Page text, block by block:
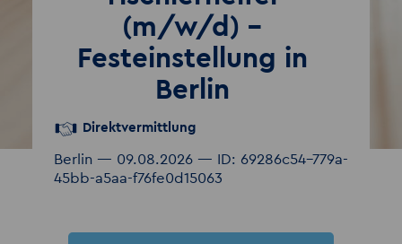
(m/w/d) –
Festeinstellung in
Berlin
Direktvermittlung
Berlin — 09.08.2026 — ID: 69286c54-779a-
45bb-a5aa-f76fe0d15063